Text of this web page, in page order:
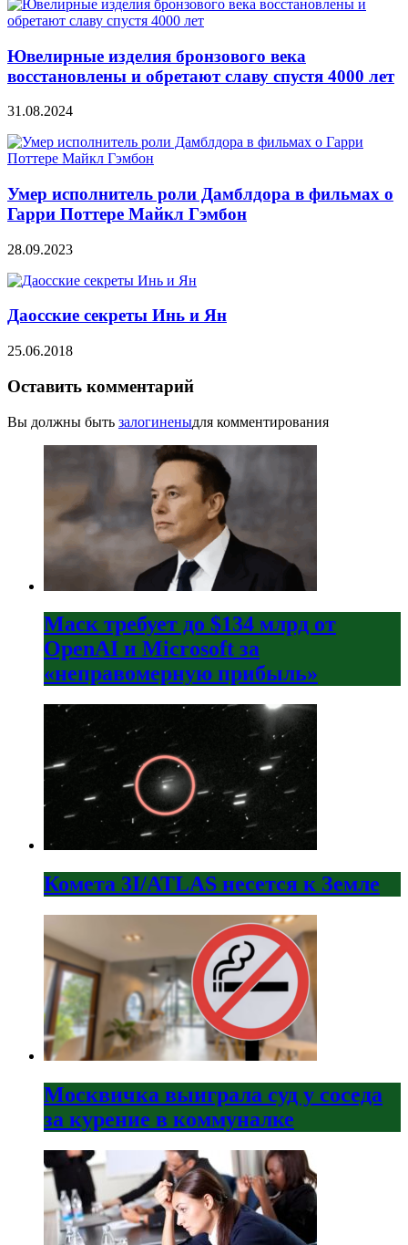
Ювелирные изделия бронзового века
восстановлены и обретают славу спустя 4000 лет
31.08.2024
Умер исполнитель роли Дамблдора в фильмах о
Гарри Поттере Майкл Гэмбон
28.09.2023
Даосские секреты Инь и Ян
25.06.2018
Оставить комментарий
Вы должны быть залогиненыдля комментирования
Маск требует до $134 млрд от
OpenAI и Microsoft за
«неправомерную прибыль»
Комета 3I/ATLAS несется к Земле
Москвичка выиграла суд у соседа
за курение в коммуналке